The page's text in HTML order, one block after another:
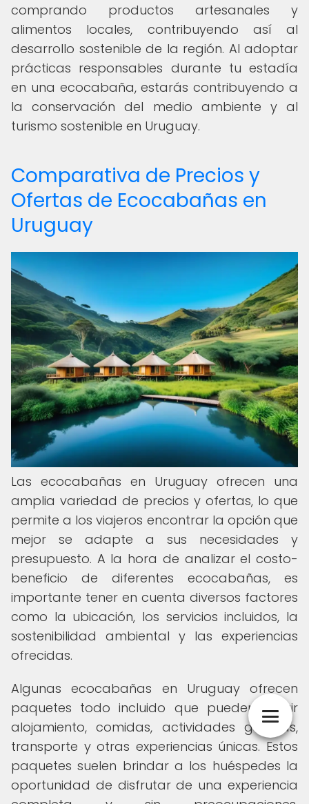
comprando productos artesanales y
alimentos locales, contribuyendo así al
desarrollo sostenible de la región. Al adoptar
prácticas responsables durante tu estadía
en una ecocabaña, estarás contribuyendo a
la conservación del medio ambiente y al
turismo sostenible en Uruguay.
Comparativa de Precios y
Ofertas de Ecocabañas en
Uruguay
Las ecocabañas en Uruguay ofrecen una
amplia variedad de precios y ofertas, lo que
permite a los viajeros encontrar la opción que
mejor se adapte a sus necesidades y
presupuesto. A la hora de analizar el costo-
beneficio de diferentes ecocabañas, es
importante tener en cuenta diversos factores
como la ubicación, los servicios incluidos, la
sostenibilidad ambiental y las experiencias
ofrecidas.
Algunas ecocabañas en Uruguay ofrecen
paquetes todo incluido que pueden incluir
alojamiento, comidas, actividades guiadas,
transporte y otras experiencias únicas. Estos
paquetes suelen brindar a los huéspedes la
oportunidad de disfrutar de una experiencia